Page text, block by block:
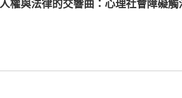
權與法律的交響曲：心理社會障礙